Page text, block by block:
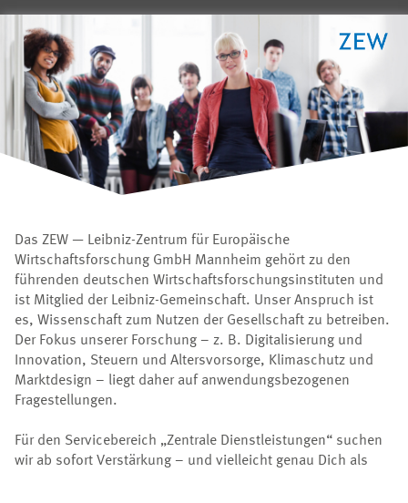
Das ZEW — Leibniz-Zentrum für Europäische
Wirtschaftsforschung GmbH Mannheim gehört zu den
führenden deutschen Wirtschaftsforschungsinstituten und
ist Mitglied der Leibniz-Gemeinschaft. Unser Anspruch ist
es, Wissenschaft zum Nutzen der Gesellschaft zu betreiben.
Der Fokus unserer Forschung – z. B. Digitalisierung und
Innovation, Steuern und Altersvorsorge, Klimaschutz und
Marktdesign – liegt daher auf anwendungsbezogenen
Fragestellungen.
Für den Servicebereich „Zentrale Dienstleistungen“ suchen
wir ab sofort Verstärkung – und vielleicht genau Dich als